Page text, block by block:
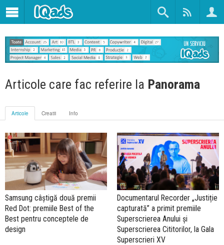
Articole care fac referire la Panorama
Articole Creatii Info
Samsung câștigă două premii
Red Dot: premiile Best of the
Best pentru conceptele de
design
Documentarul Recorder „Justiție
capturată” a primit premiile
Superscrierea Anului și
Superscrierea Cititorilor, la Gala
Superscrieri XV